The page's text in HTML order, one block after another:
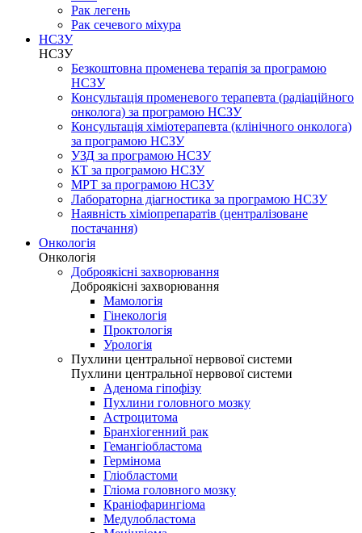
Рак легень
Рак сечевого міхура
НСЗУ
НСЗУ
Безкоштовна променева терапія за програмою
НСЗУ
Консультація променевого терапевта (радіаційного
онколога) за програмою НСЗУ
Консультація хіміотерапевта (клінічного онколога)
за програмою НСЗУ
УЗД за програмою НСЗУ
КТ за програмою НСЗУ
МРТ за програмою НСЗУ
Лабораторна діагностика за програмою НСЗУ
Наявність хіміопрепаратів (централізоване
постачання)
Онкологія
Онкологія
Доброякісні захворювання
Доброякісні захворювання
Мамологія
Гінекологія
Проктологія
Урологія
Пухлини центральної нервової системи
Пухлини центральної нервової системи
Аденома гіпофізу
Пухлини головного мозку
Астроцитома
Бранхіогенний рак
Гемангіобластома
Гермінома
Гліобластоми
Гліома головного мозку
Краніофарингіома
Медулобластома